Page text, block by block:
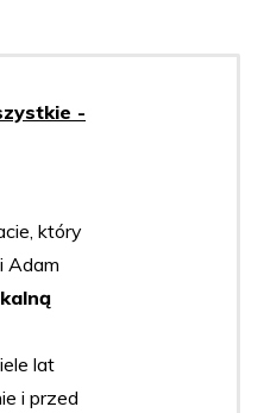
-
który
Adam
lat
i przed